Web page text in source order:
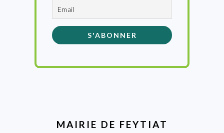
MAIRIE DE FEYTIAT